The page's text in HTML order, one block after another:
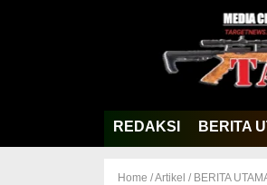
REDAKSI BERITA
Home /Artikel / BERITA